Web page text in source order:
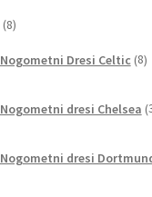
88
Nogometni Dresi Celtic 8
Nogometni dresi Chelsea
Nogometni dresi